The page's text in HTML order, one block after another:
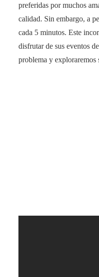
preferidas por muchos
calidad. Sin embargo, a
cada 5 minutos. Este
disfrutar de sus eventos
problema y exploraremos